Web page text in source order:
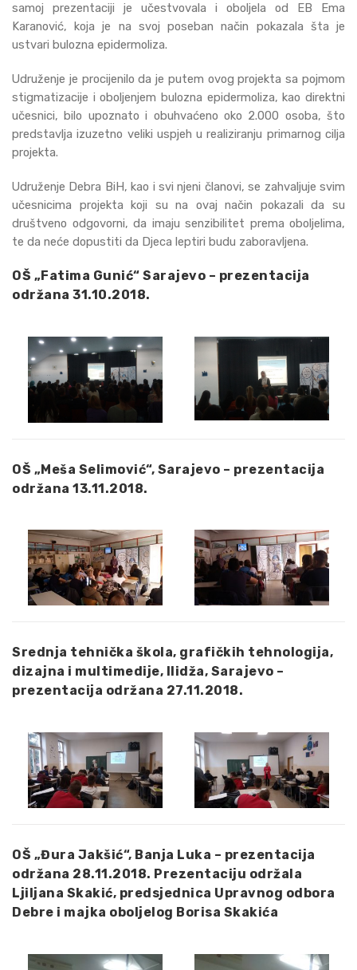
samoj prezentaciji je učestvovala i oboljela od EB Ema
Karanović, koja je na svoj poseban način pokazala šta je
ustvari bulozna epidermoliza.
Udruženje je procijenilo da je putem ovog projekta sa pojmom
stigmatizacije i oboljenjem bulozna epidermoliza, kao direktni
učesnici, bilo upoznato i obuhvaćeno oko 2.000 osoba, što
predstavlja izuzetno veliki uspjeh u realiziranju primarnog cilja
projekta.
Udruženje Debra BiH, kao i svi njeni članovi, se zahvaljuje svim
učesnicima projekta koji su na ovaj način pokazali da su
društveno odgovorni, da imaju senzibilitet prema oboljelima,
te da neće dopustiti da Djeca leptiri budu zaboravljena.
OŠ „Fatima Gunić“ Sarajevo – prezentacija
održana 31.10.2018.
OŠ „Meša Selimović“, Sarajevo – prezentacija
održana 13.11.2018.
Srednja tehnička škola, grafičkih tehnologija,
dizajna i multimedije, Ilidža, Sarajevo –
prezentacija održana 27.11.2018.
OŠ „Đura Jakšić“, Banja Luka – prezentacija
održana 28.11.2018. Prezentaciju održala
Ljiljana Skakić, predsjednica Upravnog odbora
Debre i majka oboljelog Borisa Skakića